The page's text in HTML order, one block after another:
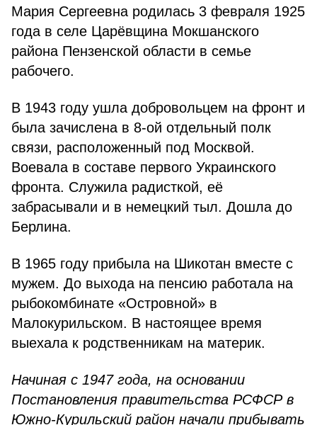
Мария Сергеевна родилась 3 февраля 1925
года в селе Царёвщина Мокшанского
района Пензенской области в семье
рабочего.
В 1943 году ушла добровольцем на фронт и
была зачислена в 8-ой отдельный полк
связи, расположенный под Москвой.
Воевала в составе первого Украинского
фронта. Служила радисткой, её
забрасывали и в немецкий тыл. Дошла до
Берлина.
В 1965 году прибыла на Шикотан вместе с
мужем. До выхода на пенсию работала на
рыбокомбинате «Островной» в
Малокурильском. В настоящее время
выехала к родственникам на материк.
Начиная с 1947 года, на основании
Постановления правительства РСФСР в
Южно-Курильский район начали прибывать